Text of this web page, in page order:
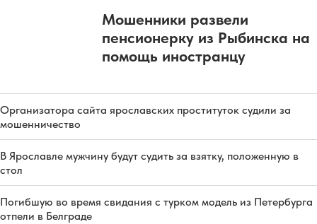
Мошенники развели
пенсионерку из Рыбинска на
помощь иностранцу
Организатора сайта ярославских проституток судили за
мошенничество
В Ярославле мужчину будут судить за взятку, положенную в
стол
Погибшую во время свидания с турком модель из Петербурга
отпели в Белграде